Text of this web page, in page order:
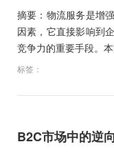
摘要：物流服务是增
因素，它直接影响到
竞争力的重要手段。
标签：
B2C市场中的逆